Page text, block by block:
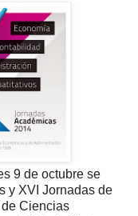
9 de octubre se
y XVI Jornadas de
Ciencias